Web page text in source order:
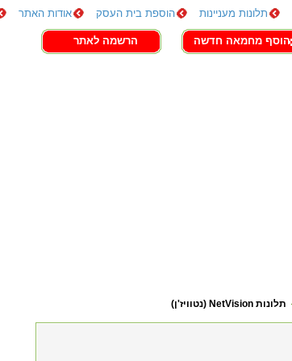
תלונות מעניינות הוספת בית העסק אודות האתר
הוסף מחמאה חדשה הרשמה לאתר
תלונות NetVision (נטוויז'ן)